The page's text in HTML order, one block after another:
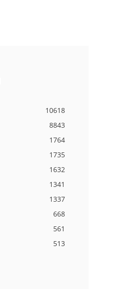
10618
8843
1764
1735
1632
1341
1337
668
561
513